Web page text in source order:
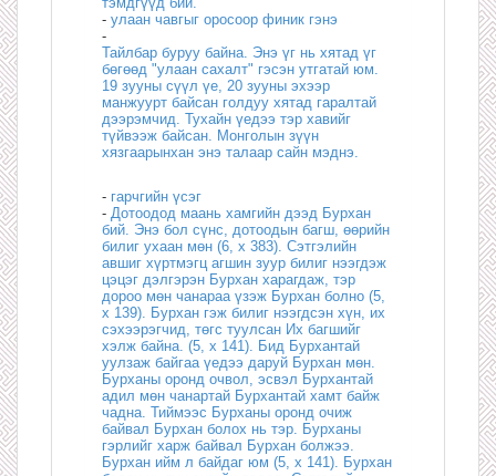
- улаан чавгыг оросоор финик гэнэ
-
Тайлбар буруу байна. Энэ үг нь хятад үг
бөгөөд "улаан сахалт" гэсэн утгатай юм.
19 зууны сүүл үе, 20 зууны эхээр
манжуурт байсан голдуу хятад гаралтай
дээрэмчид. Тухайн үедээ тэр хавийг
түйвээж байсан. Монголын зүүн
хязгаарынхан энэ талаар сайн мэднэ.
- гарчгийн үсэг
- Дотоодод маань хамгийн дээд Бурхан
бий. Энэ бол сүнс, дотоодын багш, өөрийн
билиг ухаан мөн (6, х 383). Сэтгэлийн
авшиг хүртмэгц агшин зуур билиг нээгдэж
цэцэг дэлгэрэн Бурхан харагдаж, тэр
дороо мөн чанараа үзэж Бурхан болно (5,
x 139). Бурхан гэж билиг нээгдсэн хүн, их
сэхээрэгчид, төгс туулсан Их багшийг
хэлж байна. (5, x 141). Бид Бурхантай
уулзаж байгаа үедээ даруй Бурхан мөн.
Бурханы оронд очвол, эсвэл Бурхантай
адил мөн чанартай Бурхантай хамт байж
чадна. Тиймээс Бурханы оронд очиж
байвал Бурхан болох нь тэр. Бурханы
гэрлийг харж байвал Бурхан болжээ.
Бурхан ийм л байдаг юм (5, x 141). Бурхан